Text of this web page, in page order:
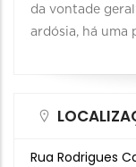
da vontade
ardósia, há uma
Rua Rodrigues